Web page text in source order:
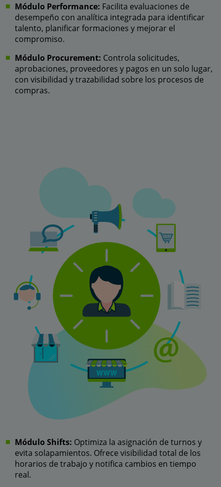
Módulo Performance: Facilita evaluaciones de
desempeño con analítica integrada para identificar
talento, planificar formaciones y mejorar el
compromiso.
Módulo Procurement: Controla solicitudes,
aprobaciones, proveedores y pagos en un solo lugar,
con visibilidad y trazabilidad sobre los procesos de
compras.
Módulo Shifts: Optimiza la asignación de turnos y
evita solapamientos. Ofrece visibilidad total de los
horarios de trabajo y notifica cambios en tiempo
real.